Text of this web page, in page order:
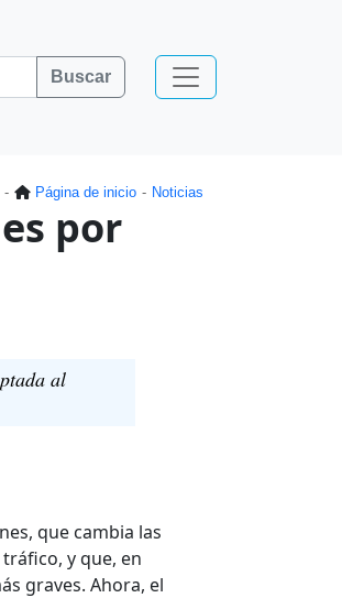
Buscar
Página de inicio Noticias
por
al
que cambia las
y que, en
graves. Ahora, el